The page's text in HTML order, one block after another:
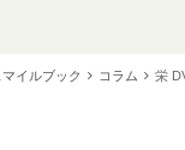
イルブック コラム 栄